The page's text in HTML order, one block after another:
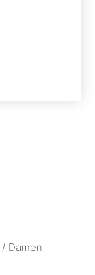
/ Damen